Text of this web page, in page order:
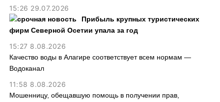
15:26 29.07.2026
Прибыль крупных туристических
фирм Северной Осетии упала за год
15:27 8.08.2026
Качество воды в Алагире соответствует всем нормам —
Водоканал
11:58 8.08.2026
Мошенницу, обещавшую помощь в получении прав,